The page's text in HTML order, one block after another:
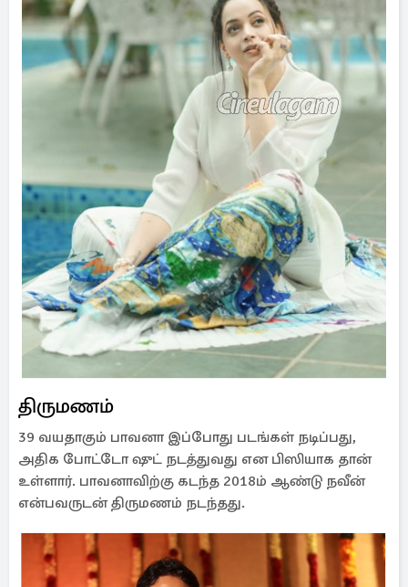
திருமணம்
39 வயதாகும் பாவனா இப்போது படங்கள் நடிப்பது,
அதிக போட்டோ ஷுட் நடத்துவது என பிஸியாக தான்
உள்ளார். பாவனாவிற்கு கடந்த 2018ம் ஆண்டு நவீன்
என்பவருடன் திருமணம் நடந்தது.